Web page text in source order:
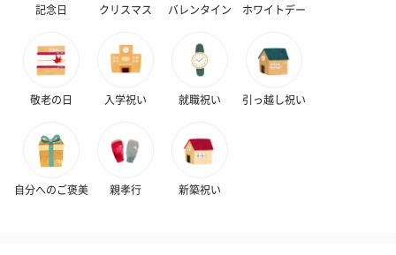
ハンドタオル・ハンカチを同梱してお届けいたします。ギフトへ
の＋αにおすすめです。
記念日 クリスマス バレンタイン ホワイトデー
敬老の日 入学祝い 就職祝い 引っ越し祝い
自分へのご褒美 親孝行 新築祝い